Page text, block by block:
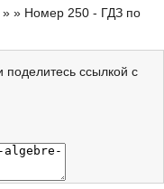
» » Номер 250 - ГДЗ по
поделитесь ссылкой с